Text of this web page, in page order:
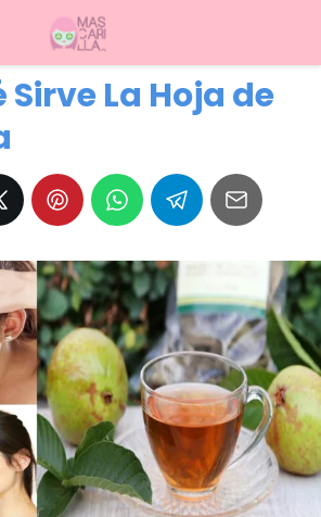
Sirve La Hoja de